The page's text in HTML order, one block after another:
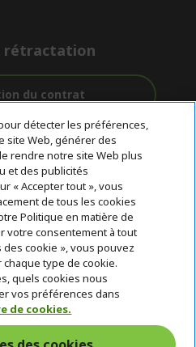
rétractation
du contrat
et après-
Paiement
Sécurisé
agréé pour les produits et
magasin.
détecter les préférences,
site Web, générer des
rendre notre site Web plus
et des publicités
« Accepter tout », vous
de tous les cookies
Politique en matière de
votre consentement à tout
des cookie », vous pouvez
type de cookie.
quels cookies nous
vos préférences dans
de cookies.